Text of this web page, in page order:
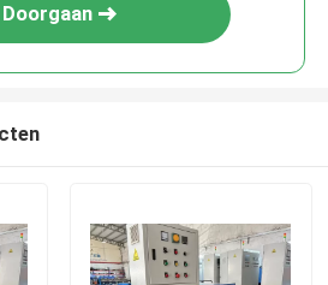
Doorgaan